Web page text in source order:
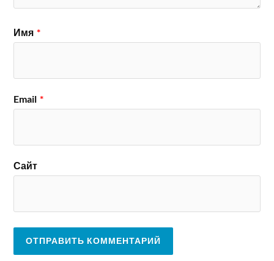
Имя *
Email *
Сайт